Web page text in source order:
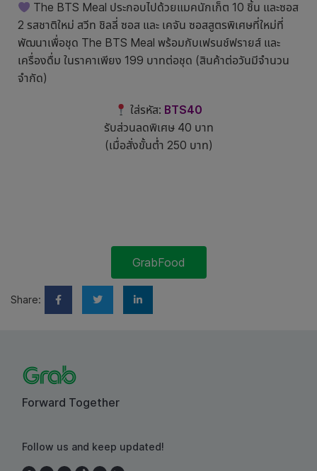
The BTS Meal ประกอบไปด้วยแมคนักเก็ต 10 ชิ้น และซอส
2 รสชาติใหม่ สวีท ชิลลี่ ซอส และ เคจัน ซอสสูตรพิเศษที่ใหม่ที่
พัฒนาเพื่อชุด The BTS Meal พร้อมกับเฟรนช์ฟรายส์ และ
เครื่องดื่ม ในราคาเพียง 199 บาทต่อชุด (สินค้าต่อวันมีจำนวน
จำกัด)
ใส่รหัส: BTS40
รับส่วนลดพิเศษ 40 บาท
(เมื่อสั่งขั้นต่ำ 250 บาท)
GrabFood
Share:
Forward Together
Follow us and keep updated!